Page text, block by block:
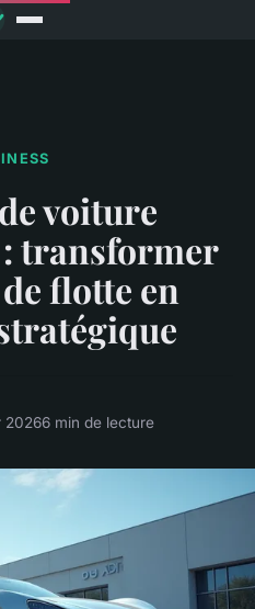
voiture
transformer
flotte en
20266 min de lecture